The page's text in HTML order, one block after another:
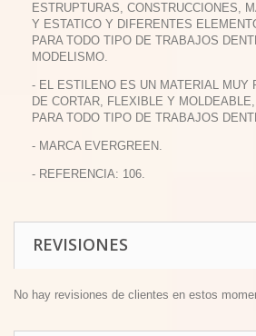
ESTRUPTURAS, CONSTRUCCIONES,
Y ESTATICO Y DIFERENTES
PARA TODO TIPO DE TRABAJOS
MODELISMO.
- EL ESTILENO ES UN MATERIAL MUY
DE CORTAR, FLEXIBLE Y
PARA TODO TIPO DE TRABAJOS
- MARCA EVERGREEN.
- REFERENCIA: 106.
REVISIONES
No hay revisiones de clientes en estos